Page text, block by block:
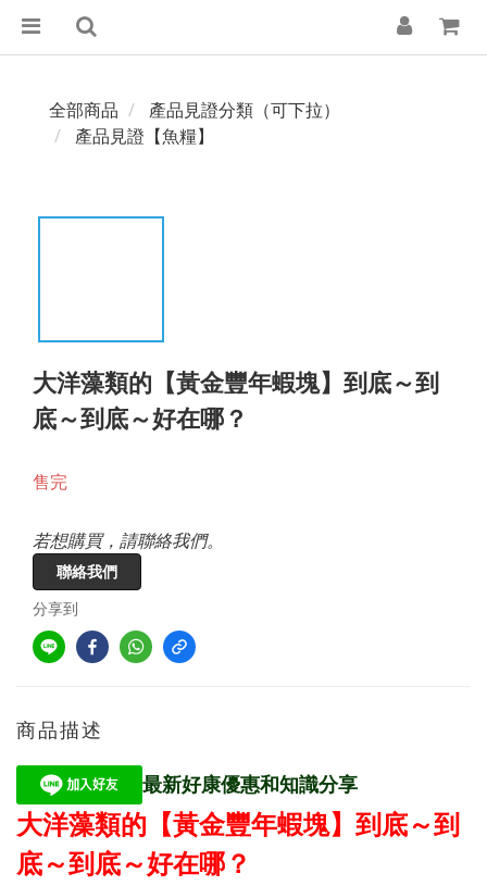
全部商品
產品見證分類（可下拉）
產品見證【魚糧】
大洋藻類的【黃金豐年蝦塊】到底～到
底～到底～好在哪？
售完
若想購買，請聯絡我們。
聯絡我們
分享到
商品描述
最新好康優惠和知識分享
大洋藻類的【黃金豐年蝦塊】到底～到
底～到底～好在哪？